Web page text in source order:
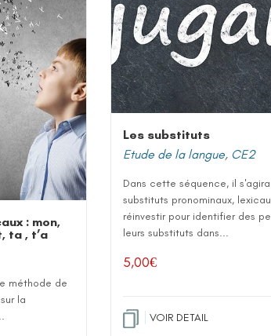
: mon,
ta , t’a
méthode de
la
Les substituts
Etude de la langue, CE2
Dans cette séquence, il
substituts pronominaux,
réinvestir pour identifier des
leurs substituts dans...
5,00€
VOIR DETAIL